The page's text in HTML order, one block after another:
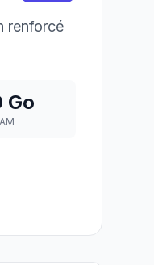
renforcé
Go